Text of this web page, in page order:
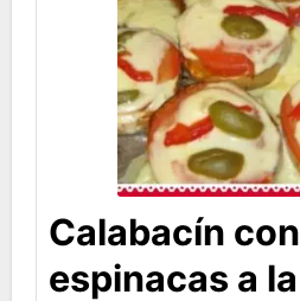
Calabacín con
espinacas a la